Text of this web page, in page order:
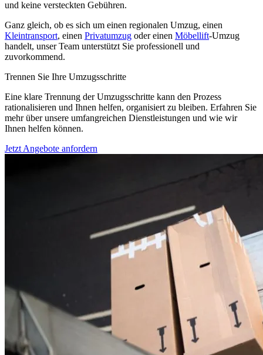
und keine versteckten Gebühren.
Ganz gleich, ob es sich um einen regionalen Umzug, einen
Kleintransport, einen Privatumzug oder einen Möbellift-Umzug
handelt, unser Team unterstützt Sie professionell und
zuvorkommend.
Trennen Sie Ihre Umzugsschritte
Eine klare Trennung der Umzugsschritte kann den Prozess
rationalisieren und Ihnen helfen, organisiert zu bleiben. Erfahren Sie
mehr über unsere umfangreichen Dienstleistungen und wie wir
Ihnen helfen können.
Jetzt Angebote anfordern